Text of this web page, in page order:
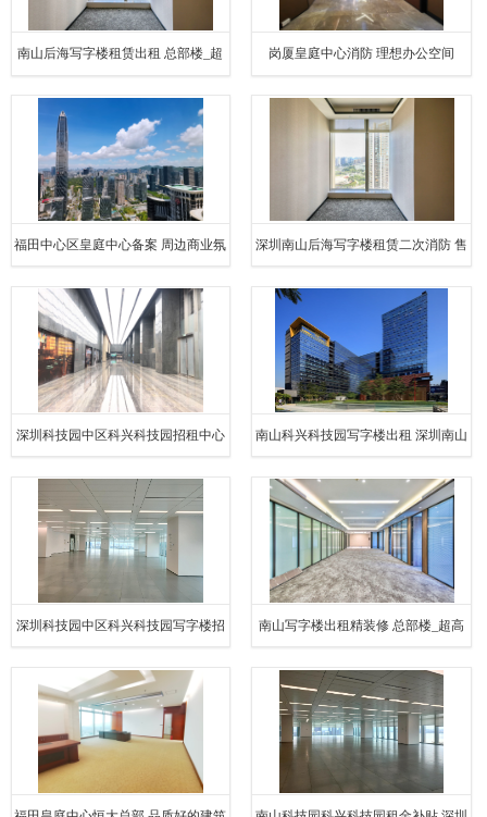
南山后海写字楼租赁出租 总部楼_超
高性价比
岗厦皇庭中心消防 理想办公空间
福田中心区皇庭中心备案 周边商业氛
围浓厚
深圳南山后海写字楼租赁二次消防 售
楼处__免费在线咨询
深圳科技园中区科兴科技园招租中心
深圳科技园南区科兴科学园招租联系
人
南山科兴科技园写字楼出租 深圳南山
科技园科兴科学园开发商
深圳科技园中区科兴科技园写字楼招
商中心 深圳科技园南区科兴科学园招
商处
南山写字楼出租精装修 总部楼_超高
性价比